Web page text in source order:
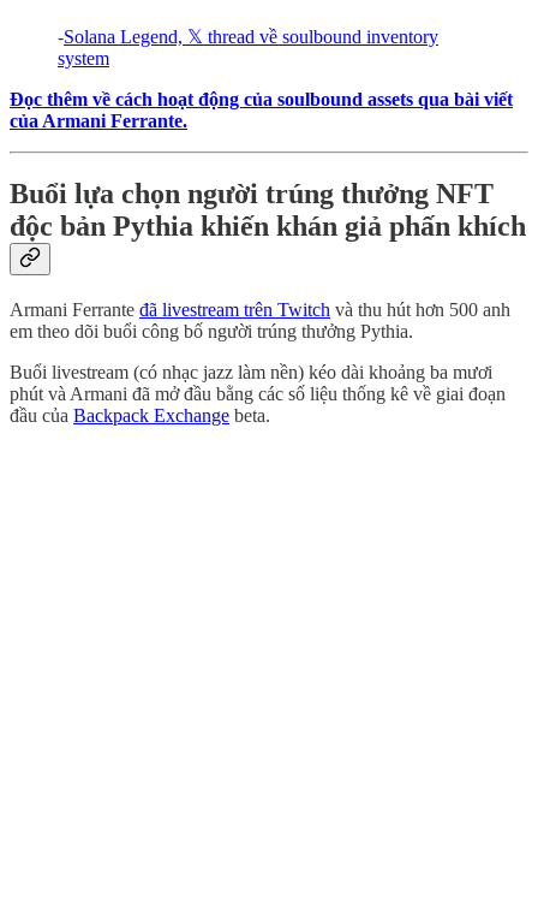
-Solana Legend, 𝕏 thread về soulbound inventory
system
Đọc thêm về cách hoạt động của soulbound assets qua bài viết
của Armani Ferrante.
Buổi lựa chọn người trúng thưởng NFT
độc bản Pythia khiến khán giả phấn khích
Armani Ferrante đã livestream trên Twitch và thu hút hơn 500 anh
em theo dõi buổi công bố người trúng thưởng Pythia.
Buổi livestream (có nhạc jazz làm nền) kéo dài khoảng ba mươi
phút và Armani đã mở đầu bằng các số liệu thống kê về giai đoạn
đầu của Backpack Exchange beta.